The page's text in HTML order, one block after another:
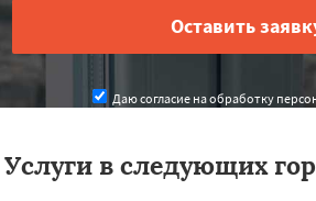
Даю согласие на обработку
Услуги в следующих